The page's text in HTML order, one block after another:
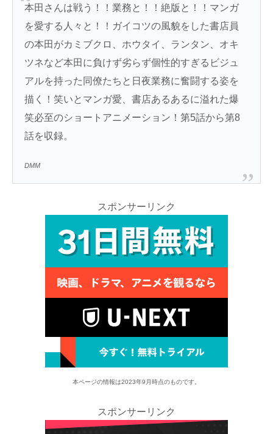
本田さんは戦う！！業務と！！絶版と！！マンガ
を愛する人々と！！ガイコツの風貌をした書店員
の本田がカミブクロ、ホウタイ、ランタン、オキ
ツネなど本田に負けず劣らず個性的すぎるビジュ
アルを持った同僚たちと日夜業務に奮闘する姿を
描く！笑いとマンガ愛、書店あるあるに溢れた爆
笑必至のショートアニメーション！第5話から第8
話を収録。
DMM
スポンサーリンク
本ページの情報は2023年9月時点のものです。
スポンサーリンク